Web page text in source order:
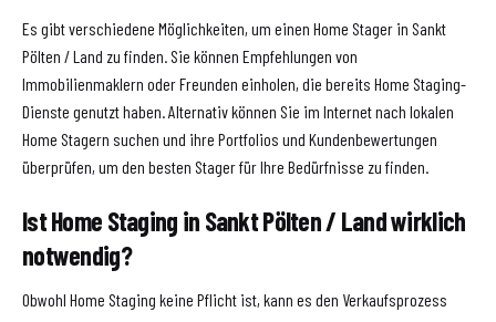
Es gibt verschiedene Möglichkeiten, um einen Home Stager in Sankt
Pölten / Land zu finden. Sie können Empfehlungen von
Immobilienmaklern oder Freunden einholen, die bereits Home Staging-
Dienste genutzt haben. Alternativ können Sie im Internet nach lokalen
Home Stagern suchen und ihre Portfolios und Kundenbewertungen
überprüfen, um den besten Stager für Ihre Bedürfnisse zu finden.
Ist Home Staging in Sankt Pölten / Land wirklich
notwendig?
Obwohl Home Staging keine Pflicht ist, kann es den Verkaufsprozess